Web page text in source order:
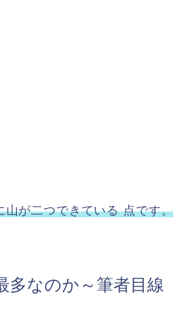
山が二つできている点です。
多なのか～筆者目線